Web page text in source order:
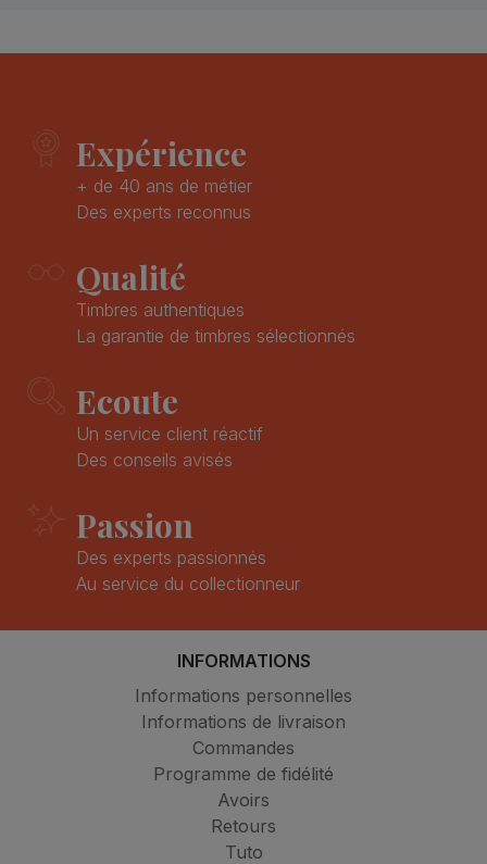
Expérience
+ de 40 ans de métier
Des experts reconnus
Qualité
Timbres authentiques
La garantie de timbres sélectionnés
Ecoute
Un service client réactif
Des conseils avisés
Passion
Des experts passionnés
Au service du collectionneur
INFORMATIONS
Informations personnelles
Informations de livraison
Commandes
Programme de fidélité
Avoirs
Retours
Tuto